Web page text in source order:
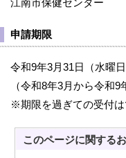
江南市保健センター
申請期限
令和9年3月31日（水曜
（令和8年3月から令和9
※期限を過ぎての受付は
このページに関する